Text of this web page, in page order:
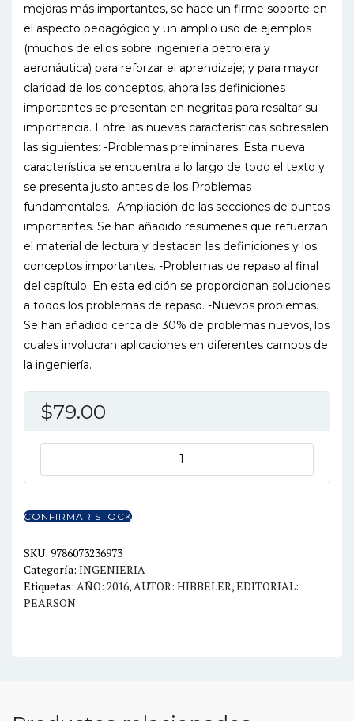
mejoras más importantes, se hace un firme soporte en
el aspecto pedagógico y un amplio uso de ejemplos
(muchos de ellos sobre ingeniería petrolera y
aeronáutica) para reforzar el aprendizaje; y para mayor
claridad de los conceptos, ahora las definiciones
importantes se presentan en negritas para resaltar su
importancia. Entre las nuevas características sobresalen
las siguientes: -Problemas preliminares. Esta nueva
característica se encuentra a lo largo de todo el texto y
se presenta justo antes de los Problemas
fundamentales. -Ampliación de las secciones de puntos
importantes. Se han añadido resúmenes que refuerzan
el material de lectura y destacan las definiciones y los
conceptos importantes. -Problemas de repaso al final
del capítulo. En esta edición se proporcionan soluciones
a todos los problemas de repaso. -Nuevos problemas.
Se han añadido cerca de 30% de problemas nuevos, los
cuales involucran aplicaciones en diferentes campos de
la ingeniería.
$79.00
14ED
CONFIRMAR STOCK
SKU: 9786073236973
Categoría: INGENIERIA
Etiquetas: AÑO: 2016, AUTOR: HIBBELER,EDITORIAL:
PEARSON